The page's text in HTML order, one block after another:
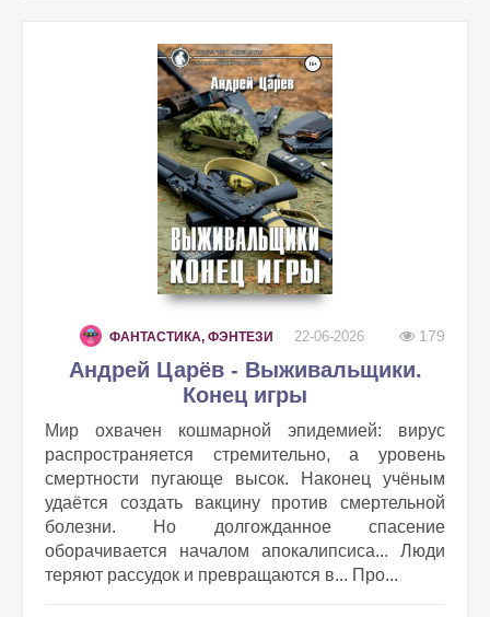
ФАНТАСТИКА, ФЭНТЕЗИ 22-06-2026 179
Андрей Царёв - Выживальщики.
Конец игры
Мир охвачен кошмарной эпидемией: вирус
распространяется стремительно, а уровень
смертности пугающе высок. Наконец учёным
удаётся создать вакцину против смертельной
болезни. Но долгожданное спасение
оборачивается началом апокалипсиса... Люди
теряют рассудок и превращаются в... Про...